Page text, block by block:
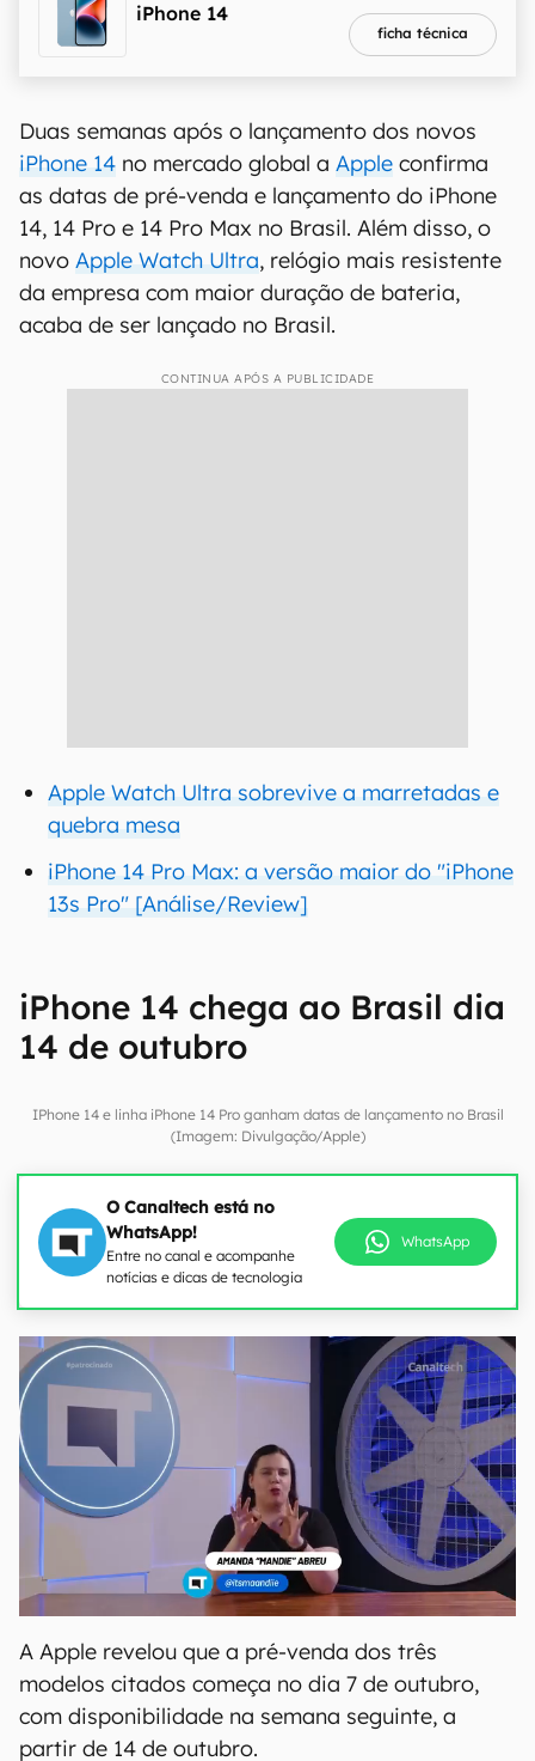
iPhone 14
ficha técnica
Duas semanas após o lançamento dos novos
iPhone 14 no mercado global a Apple confirma
as datas de pré-venda e lançamento do iPhone
14, 14 Pro e 14 Pro Max no Brasil. Além disso, o
novo Apple Watch Ultra, relógio mais resistente
da empresa com maior duração de bateria,
acaba de ser lançado no Brasil.
CONTINUA APÓS A PUBLICIDADE
Apple Watch Ultra sobrevive a marretadas e
quebra mesa
iPhone 14 Pro Max: a versão maior do "iPhone
13s Pro" [Análise/Review]
iPhone 14 chega ao Brasil dia
14 de outubro
IPhone 14 e linha iPhone 14 Pro ganham datas de lançamento no Brasil
(Imagem: Divulgação/Apple)
O Canaltech está no
WhatsApp!
Entre no canal e acompanhe
notícias e dicas de tecnologia
WhatsApp
A Apple revelou que a pré-venda dos três
modelos citados começa no dia 7 de outubro,
com disponibilidade na semana seguinte, a
partir de 14 de outubro.